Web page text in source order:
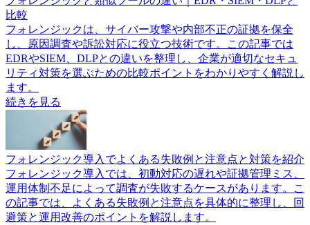
比較
フォレンジックは、サイバー攻撃や内部不正の証拠を保全
し、原因調査や訴訟対応に役立つ技術です。この記事では
EDRやSIEM、DLPとの違いを整理し、企業が適切なセキュ
リティ対策を選ぶための比較ポイントをわかりやすく解説し
ます。
続きを見る
フォレンジック導入でよくある失敗例と注意点と対策を紹介
フォレンジック導入では、初動対応の遅れや証拠管理ミス、
運用体制不足によって調査が失敗するケースがあります。こ
の記事では、よくある失敗例と注意点を具体的に整理し、回
避策と運用改善のポイントを解説します。